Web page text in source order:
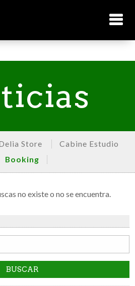
Store
Cabine Estudio
Booking
no existe o no se encuentra.